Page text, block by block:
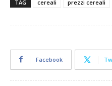
TAG cereali prezzi cereali
Facebook